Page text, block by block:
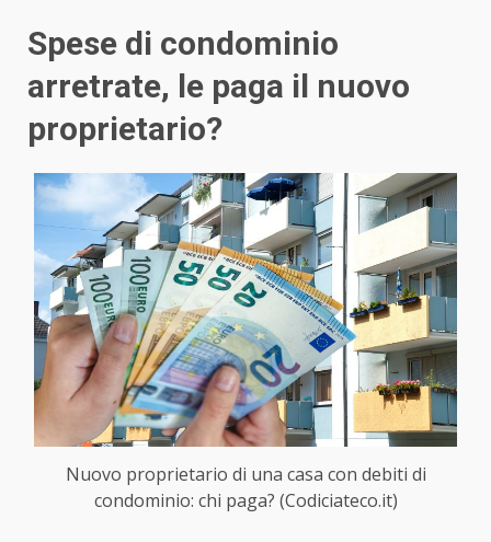
Spese di condominio
arretrate, le paga il nuovo
proprietario?
Nuovo proprietario di una casa con debiti di
condominio: chi paga? (Codiciateco.it)